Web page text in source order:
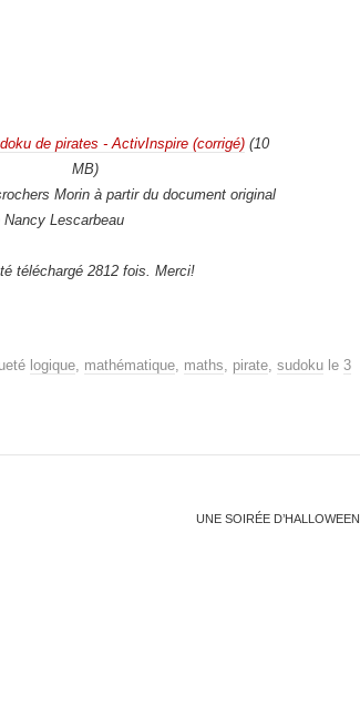
de pirates - ActivInspire (corrigé)(10
MB)
Morin à partir du document original
Nancy Lescarbeau
téléchargé 2812 fois. Merci!
logique, mathématique, maths, pirate, sudoku le 3
UNE SOIRÉE D’HALLOWEEN